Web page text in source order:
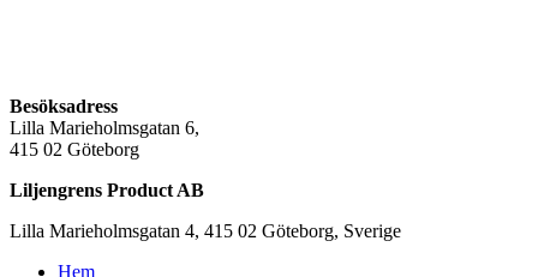
Besöksadress
Lilla Marieholmsgatan 6,
415 02 Göteborg
Liljengrens Product AB
Lilla Marieholmsgatan 4, 415 02 Göteborg, Sverige
Hem